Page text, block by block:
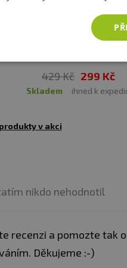
prozkoumaných a
dostatečným
429 Kč 299 Kč
skladem ihned k
v akci
nikdo nehodnotil
recenzi a pomozte tak
Děkujeme :-)